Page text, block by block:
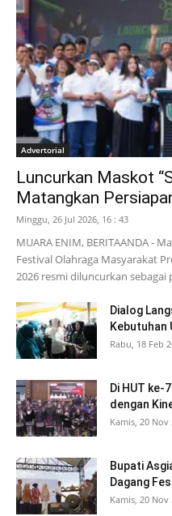
Advertorial
Luncurkan Maskot
Matangkan
Minggu, 26 Jul 2026, 16 : 43
MUARA ENIM, BERITAANDA -
Festival Olahraga Masyarakat
2026 resmi diluncurkan sebagai
Dialog
Kebutuhan
Rabu, 18 Feb
Di HUT ke-
dengan
Kamis, 20 Nov
Bupati
Dagang
Kamis, 20 Nov